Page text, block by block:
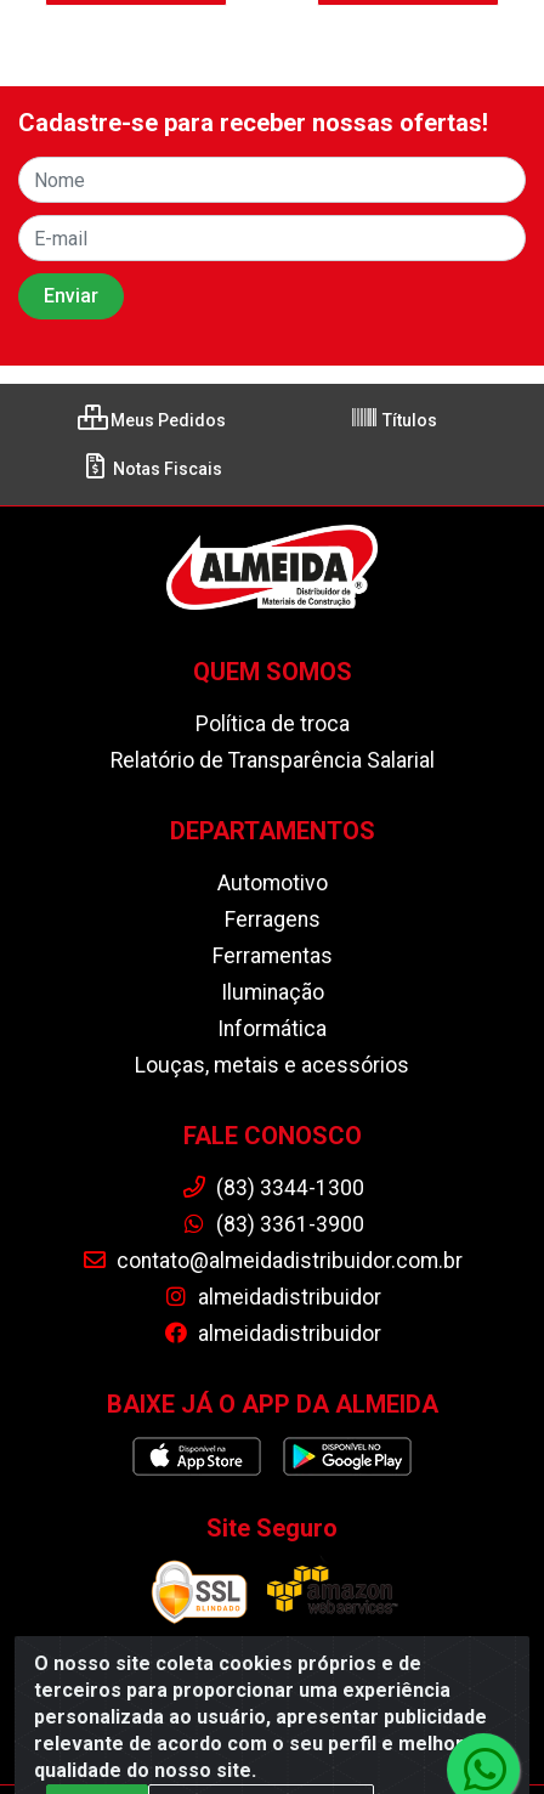
O nosso site coleta cookies próprios e de
terceiros para proporcionar uma experiência
personalizada ao usuário, apresentar publicidade
relevante de acordo com o seu perfil e melhorar a
qualidade do nosso site.
Cadastre-se para receber nossas ofertas!
Meus Pedidos Títulos
Notas Fiscais
QUEM SOMOS
Política de troca
Relatório de Transparência Salarial
DEPARTAMENTOS
Automotivo
Ferragens
Ferramentas
Iluminação
Informática
Louças, metais e acessórios
FALE CONOSCO
(83) 3344-1300
(83) 3361-3900
contato@almeidadistribuidor.com.br
almeidadistribuidor
almeidadistribuidor
BAIXE JÁ O APP DA ALMEIDA
Site Seguro
Almeida Distribuidor - Rodovia BR 104, S/N, Centro -
Esperança/PB - CEP 58135-000 - CNPJ 35.419.548/0001-55